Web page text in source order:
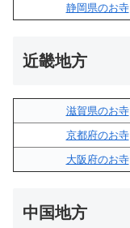
静岡県のお寺
近畿地方
滋賀県のお寺
京都府のお寺
大阪府のお寺
中国地方